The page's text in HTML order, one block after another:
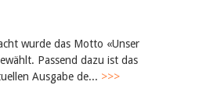
wurde das Motto «Unser
Passend dazu ist das
Ausgabe de... >>>